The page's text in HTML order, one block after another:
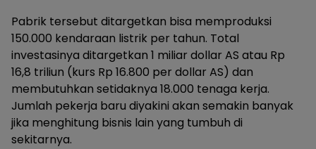
Pabrik tersebut ditargetkan bisa memproduksi
150.000 kendaraan listrik per tahun. Total
investasinya ditargetkan 1 miliar dollar AS atau Rp
16,8 triliun (kurs Rp 16.800 per dollar AS) dan
membutuhkan setidaknya 18.000 tenaga kerja.
Jumlah pekerja baru diyakini akan semakin banyak
jika menghitung bisnis lain yang tumbuh di
sekitarnya.